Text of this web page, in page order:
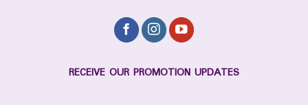
RECEIVE OUR PROMOTION UPDATES